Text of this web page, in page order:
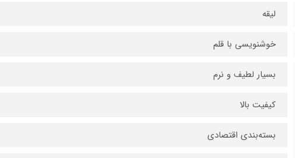
لیقه
خوشنویسی با قلم
بسیار لطیف و نرم
کیفیت بالا
بسته‌بندی اقتصادی